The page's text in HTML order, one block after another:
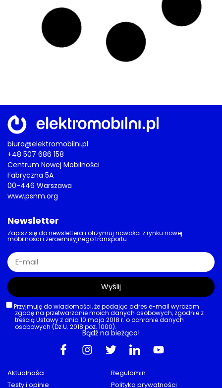
Pierwsza podniebna elektryczna flota w Europie?
Loganair kupuje pięć elektrycznych
maszyn. Bezemisyjny start w 2029
AKTUALNOŚCI
iX5 LWB ma podbić Państwo Środka
BMW: nie dla Europy i USA, ale za to
dla Chin. Dedykowany elektryk z
zasięgiem 1000 kilometrów
29/07/2026
Mikromobilny test
ADAC punktuje e-hulajnogi. W dwóch
modelach pękła… kierownica
29/07/2026
AKTUALNOŚCI
Iberia przyspiesza elektryfikację
Hiszpania: nowy program Auto+
oferuje nawet 12 tysięcy euro dopłaty
29/07/2026